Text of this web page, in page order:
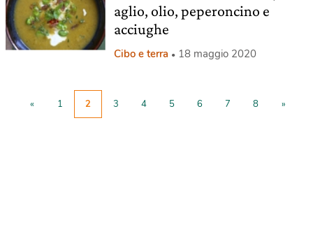
aglio, olio, peperoncino e
acciughe
Cibo e terra 18 maggio 2020
« 1 2 3 4 5 6 7 8 »